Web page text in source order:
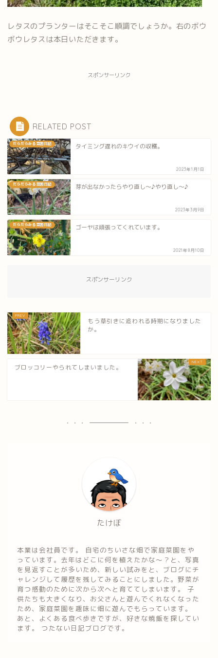
レタスのプランターはそこそこ順調でしょうか。右のボウ
ボウレタスは本日いただきます。
スポンサーリンク
RELATED POST
だらだらみる菜園日記 タイミング遅れのキウイの収穫。
2023年1月1日
だらだらみる菜園日記 芽が出なかったらやり直し～♪やり直し～♪
2023年3月9日
だらだらみる菜園日記 ゴーヤは頑張ってくれています。
2021年8月10日
スポンサーリンク
もう草引きに追われる時期になりました
か。
ブロッコリーやられてしまいました。
たけぼ
本業は会社員です。 自宅のちいさな畑で家庭菜園をや
っています。去年はどこに何を植えたかな～？と、写真
を見返すことが多いため、新しい試みをと、ブログにチ
ャレンジして履歴を残してみることにしました。野菜が
育つ感動のために次から次へと育ててしまいます。 子
供たちも大きくなり、お父さんと遊んでくれなくなった
ため、家庭菜園を趣味に畑に遊んでもらっています。
あと、よくある食べ歩きですが、好きな焼飯を探してい
ます。 つたない日記ブログです。